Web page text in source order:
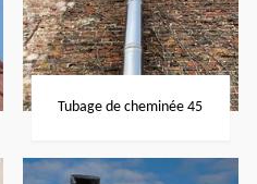
Tubage de cheminée 45